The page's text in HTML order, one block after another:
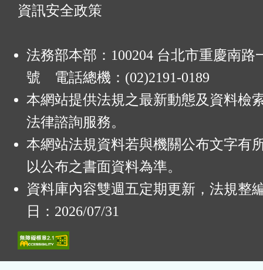
資訊安全政策
法務部本部：100204 台北市重慶南路
號 電話總機：(02)2191-0189
本網站提供法規之最新動態及資料檢
法律諮詢服務。
本網站法規資料若與機關公布文字有
以公布之書面資料為準。
資料庫內容雙週五定期更新，法規整
日：2026/07/31